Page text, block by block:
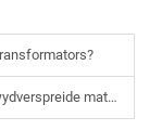
vir transformerkerns?